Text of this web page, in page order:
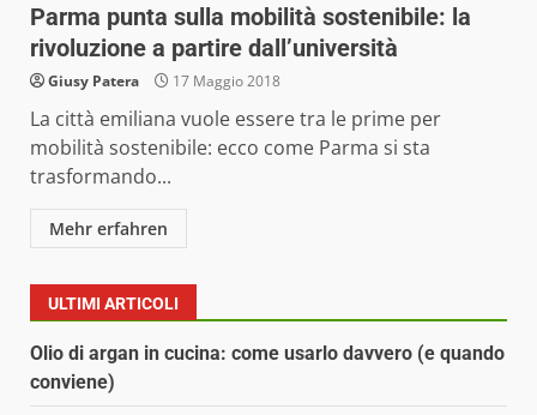
Parma punta sulla mobilità sostenibile: la
rivoluzione a partire dall’università
Giusy Patera 17 Maggio 2018
La città emiliana vuole essere tra le prime per
mobilità sostenibile: ecco come Parma si sta
trasformando...
Mehr erfahren
ULTIMI ARTICOLI
Olio di argan in cucina: come usarlo davvero (e quando
conviene)